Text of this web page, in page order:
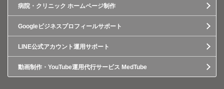
病院・クリニック ホームページ制作
Googleビジネスプロフィールサポート
LINE公式アカウント運用サポート
動画制作・YouTube運用代行サービス MedTube